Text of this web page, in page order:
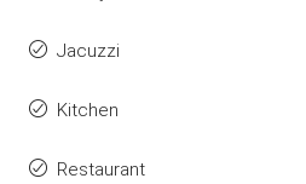
Jacuzzi
Kitchen
Restaurant